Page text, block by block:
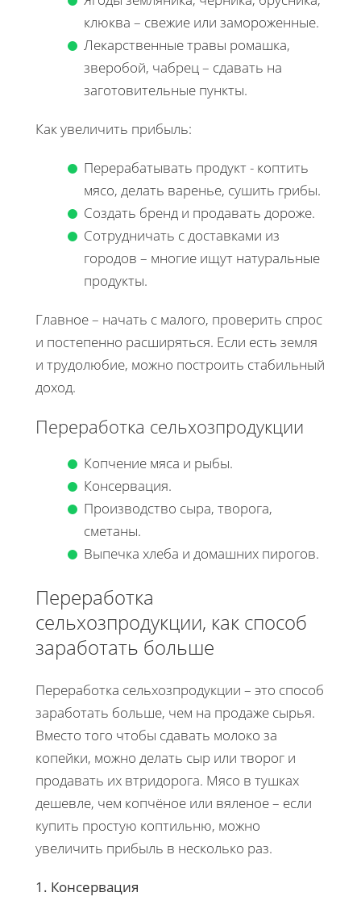
клюква – свежие или замороженные.
Лекарственные травы ромашка,
зверобой, чабрец – сдавать на
заготовительные пункты.
Как увеличить прибыль:
Перерабатывать продукт - коптить
мясо, делать варенье, сушить грибы.
Создать бренд и продавать дороже.
Сотрудничать с доставками из
городов – многие ищут натуральные
продукты.
Главное – начать с малого, проверить спрос
и постепенно расширяться. Если есть земля
и трудолюбие, можно построить стабильный
доход.
Переработка сельхозпродукции
Копчение мяса и рыбы.
Консервация.
Производство сыра, творога,
сметаны.
Выпечка хлеба и домашних пирогов.
Переработка
сельхозпродукции, как способ
заработать больше
Переработка сельхозпродукции – это способ
заработать больше, чем на продаже сырья.
Вместо того чтобы сдавать молоко за
копейки, можно делать сыр или творог и
продавать их втридорога. Мясо в тушках
дешевле, чем копчёное или вяленое – если
купить простую коптильню, можно
увеличить прибыль в несколько раз.
1. Консервация